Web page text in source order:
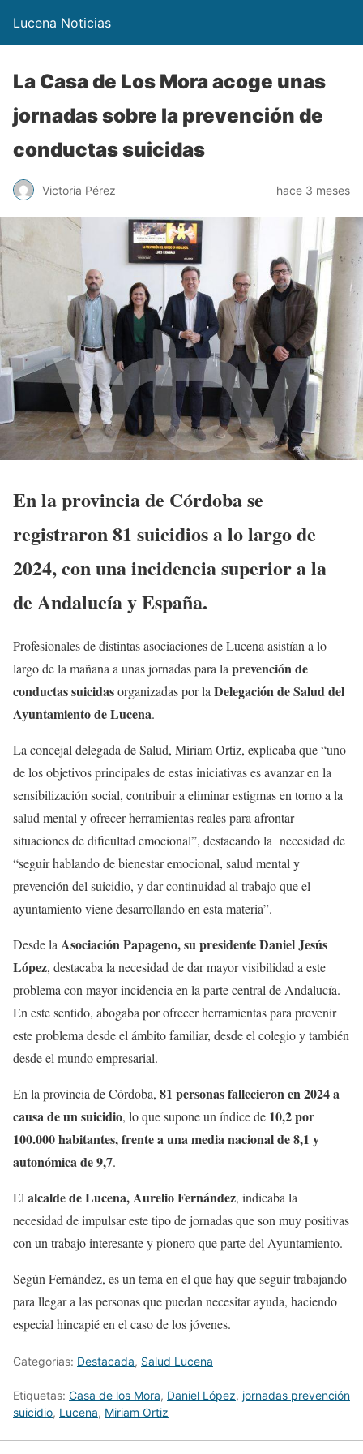
Lucena Noticias
La Casa de Los Mora acoge unas
jornadas sobre la prevención de
conductas suicidas
Victoria Pérez hace 3 meses
En la provincia de Córdoba se
registraron 81 suicidios a lo largo de
2024, con una incidencia superior a la
de Andalucía y España.
Profesionales de distintas asociaciones de Lucena asistían a lo
largo de la mañana a unas jornadas para laprevención de
conductas suicidasorganizadas por laDelegación de Salud del
Ayuntamiento de Lucena.
La concejal delegada de Salud, Miriam Ortiz, explicaba que “uno
de los objetivos principales de estas iniciativas es avanzar en la
sensibilización social, contribuir a eliminar estigmas en torno a la
salud mental y ofrecer herramientas reales para afrontar
situaciones de dificultad emocional”, destacando la necesidad de
“seguir hablando de bienestar emocional, salud mental y
prevención del suicidio, y dar continuidad al trabajo que el
ayuntamiento viene desarrollando en esta materia”.
Desde laAsociación Papageno, su presidente Daniel Jesús
López, destacaba la necesidad de dar mayor visibilidad a este
problema con mayor incidencia en la parte central de Andalucía.
En este sentido, abogaba por ofrecer herramientas para prevenir
este problema desde el ámbito familiar, desde el colegio y también
desde el mundo empresarial.
En la provincia de Córdoba, 81 personas fallecieron en 2024 a
causa de un suicidio, lo que supone un índice de 10,2 por
100.000 habitantes, frente a una media nacional de 8,1 y
autonómica de 9,7.
Elalcalde de Lucena, Aurelio Fernández, indicaba la
necesidad de impulsar este tipo de jornadas que son muy positivas
con un trabajo interesante y pionero que parte del Ayuntamiento.
Según Fernández, es un tema en el que hay que seguir trabajando
para llegar a las personas que puedan necesitar ayuda, haciendo
especial hincapié en el caso de los jóvenes.
Categorías: Destacada, Salud Lucena
Etiquetas: Casa de los Mora, Daniel López, jornadas prevención
suicidio, Lucena, Miriam Ortiz